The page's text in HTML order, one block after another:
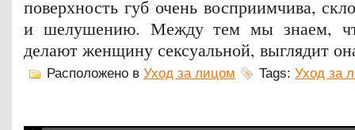
поверхность губ очень восприимчива,
и шелушению. Между тем мы знаем,
делают женщину сексуальной, выглядит
Расположено в Уход за лицом Tags: Уход за